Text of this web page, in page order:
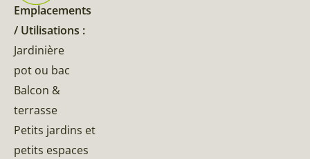
Emplacements
/ Utilisations :
Jardinière
pot ou bac
Balcon &
terrasse
Petits jardins et
petits espaces